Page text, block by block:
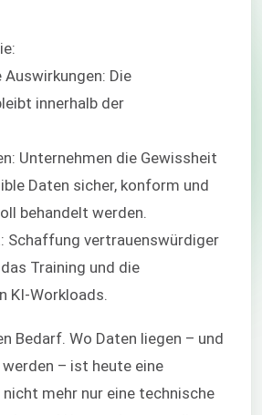
Die
innerhalb der
Unternehmen die Gewissheit
Daten sicher, konform und
behandelt werden.
Schaffung vertrauenswürdiger
Training und die
KI-Workloads.
Bedarf. Wo Daten liegen – und
– ist heute eine
mehr nur eine technische